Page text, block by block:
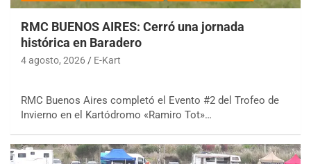
RMC BUENOS AIRES: Cerró una jornada
histórica en Baradero
4 agosto, 2026 E-Kart
RMC Buenos Aires completó el Evento #2 del Trofeo de
Invierno en el Kartódromo «Ramiro Tot»…